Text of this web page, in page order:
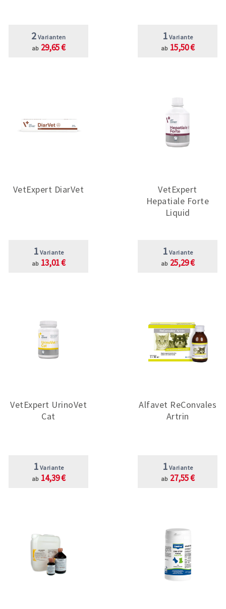
2 Varianten
ab 29,65 €
1 Variante
ab 15,50 €
VetExpert DiarVet
1 Variante
ab 13,01 €
VetExpert
Hepatiale Forte
Liquid
1 Variante
ab 25,29 €
VetExpert UrinoVet
Cat
1 Variante
ab 14,39 €
Alfavet ReConvales
Artrin
1 Variante
ab 27,55 €